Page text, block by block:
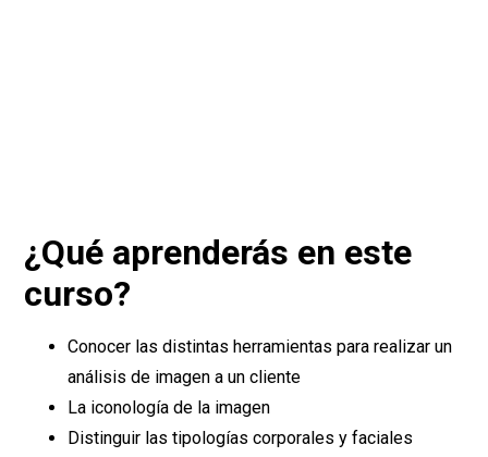
¿Qué aprenderás en este
curso?
Conocer las distintas herramientas para realizar un
análisis de imagen a un cliente
La iconología de la imagen
Distinguir las tipologías corporales y faciales